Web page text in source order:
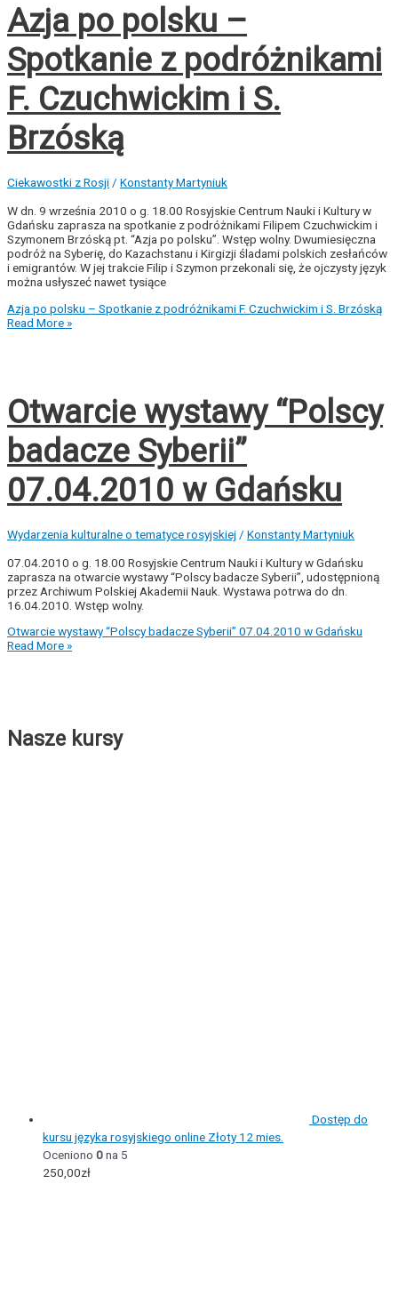
Azja po polsku –
Spotkanie z podróżnikami
F. Czuchwickim i S.
Brzóską
Ciekawostki z Rosji/ Konstanty Martyniuk
W dn. 9 września 2010 o g. 18.00 Rosyjskie Centrum Nauki i Kultury w
Gdańsku zaprasza na spotkanie z podróżnikami Filipem Czuchwickim i
Szymonem Brzóską pt. “Azja po polsku”. Wstęp wolny. Dwumiesięczna
podróż na Syberię, do Kazachstanu i Kirgizji śladami polskich zesłańców
i emigrantów. W jej trakcie Filip i Szymon przekonali się, że ojczysty język
można usłyszeć nawet tysiące
Azja po polsku – Spotkanie z podróżnikami F. Czuchwickim i S. Brzóską
Read More »
Otwarcie wystawy “Polscy
badacze Syberii”
07.04.2010 w Gdańsku
Wydarzenia kulturalne o tematyce rosyjskiej / Konstanty Martyniuk
07.04.2010 o g. 18.00 Rosyjskie Centrum Nauki i Kultury w Gdańsku
zaprasza na otwarcie wystawy “Polscy badacze Syberii”, udostępnioną
przez Archiwum Polskiej Akademii Nauk. Wystawa potrwa do dn.
16.04.2010. Wstęp wolny.
Otwarcie wystawy “Polscy badacze Syberii” 07.04.2010 w Gdańsku
Read More »
Nasze kursy
Dostęp do
kursu języka rosyjskiego online Złoty 12 mies.
Oceniono 0na 5
250,00zł